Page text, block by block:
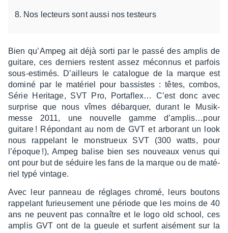
Nos lecteurs sont aussi nos testeurs
Bien qu’Am­peg ait déjà sorti par le passé des amplis de
guitare, ces derniers restent assez mécon­nus et parfois
sous-esti­més. D’ailleurs le cata­logue de la marque est
dominé par le maté­riel pour bassistes : têtes, combos,
Série Heri­tage, SVT Pro, Porta­flex… C’est donc avec
surprise que nous vîmes débarquer, durant le Musik­
messe 2011, une nouvelle gamme d’am­plis…­pour
guitare ! Répon­dant au nom de GVT et arbo­rant un look
nous rappe­lant le mons­trueux SVT (300 watts, pour
l’époque !), Ampeg balise bien ses nouveaux venus qui
ont pour but de séduire les fans de la marque ou de maté­
riel typé vintage.
Avec leur panneau de réglages chromé, leurs boutons
rappe­lant furieu­se­ment une période que les moins de 40
ans ne peuvent pas connaître et le logo old school, ces
amplis GVT ont de la gueule et surfent aisé­ment sur la